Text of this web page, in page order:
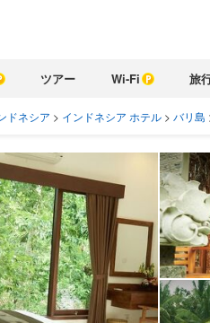
ツアー Wi-Fi 旅
ドネシア > インドネシア ホテル > バリ島